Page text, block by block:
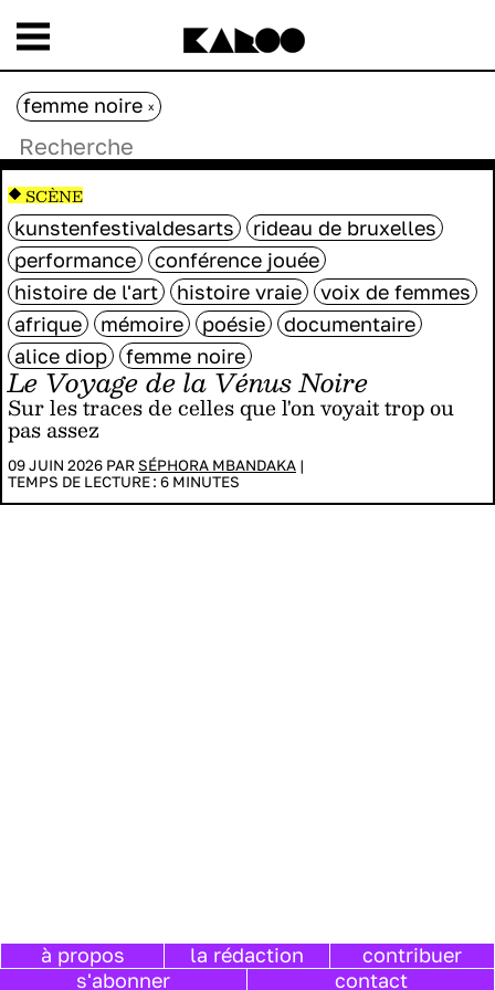
Le Voyage de la Vénus Noire
Sur les traces de celles que l'on voyait trop ou
pas assez
09 JUIN 2026 PAR SÉPHORA MBANDAKA |
TEMPS DE LECTURE : 6 MINUTES
kunstenfestivaldesarts
rideau de bruxelles
performance
conférence jouée
histoire de l'art
histoire vraie
voix de femmes
afrique
mémoire poésie
documentaire
alice diop
femme noire
SCÈNE
femme noire x
à propos la rédaction
contribuer
s'abonner
contact